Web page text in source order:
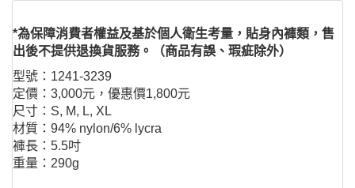
*為保障消費者權益及基於個人衛生考量，貼身內褲類，售
出後不提供退換貨服務。（商品有誤、瑕疵除外）
型號：1241-3239
定價：3,000元，優惠價1,800元
尺寸：S, M, L, XL
材質：94% nylon/6% lycra
褲長：5.5吋
重量：290g